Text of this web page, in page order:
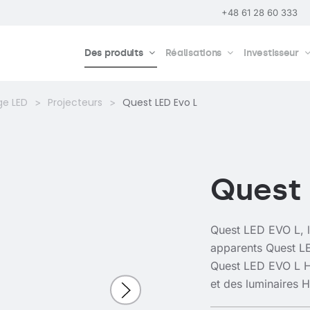
+48 61 28 60 333
Des produits Réalisations Investisseur
LED Projecteurs Quest LED Evo L
Quest
Quest LED EVO
apparents Quest
Quest LED EVO L
et des luminaires